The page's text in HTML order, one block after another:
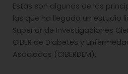
Estas son algunas de las
las que ha llegado un estudio
Superior de Investigaciones
CIBER de Diabetes y
Asociadas (CIBERDEM).